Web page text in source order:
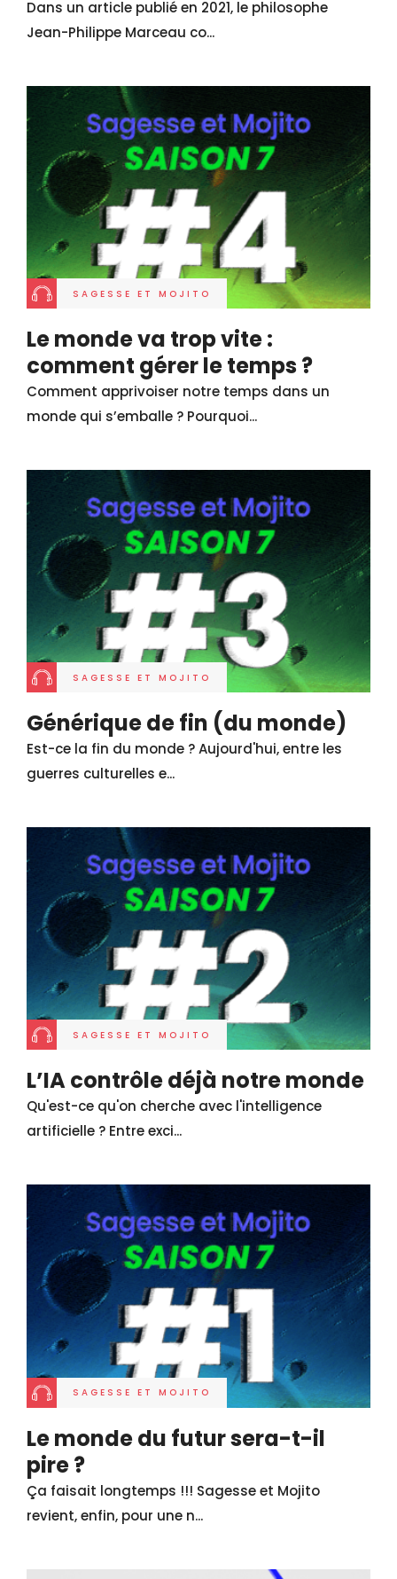
Dans un article publié en 2021, le philosophe
Jean-Philippe Marceau co...
SAGESSE ET MOJITO
Le monde va trop vite :
comment gérer le temps ?
Comment apprivoiser notre temps dans un
monde qui s’emballe ? Pourquoi...
SAGESSE ET MOJITO
Générique de fin (du monde)
Est-ce la fin du monde ? Aujourd'hui, entre les
guerres culturelles e...
SAGESSE ET MOJITO
L’IA contrôle déjà notre monde
Qu'est-ce qu'on cherche avec l'intelligence
artificielle ? Entre exci...
SAGESSE ET MOJITO
Le monde du futur sera-t-il
pire ?
Ça faisait longtemps !!! Sagesse et Mojito
revient, enfin, pour une n...